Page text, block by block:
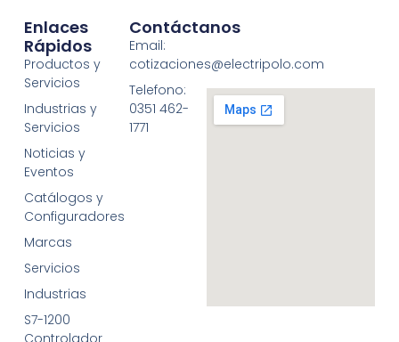
Enlaces
Rápidos
Productos y
Servicios
Industrias y
Servicios
Noticias y
Eventos
Catálogos y
Configuradores
Marcas
Servicios
Industrias
S7-1200
Contáctanos
Email:
cotizaciones@electripolo.com
Telefono:
0351 462-
1771